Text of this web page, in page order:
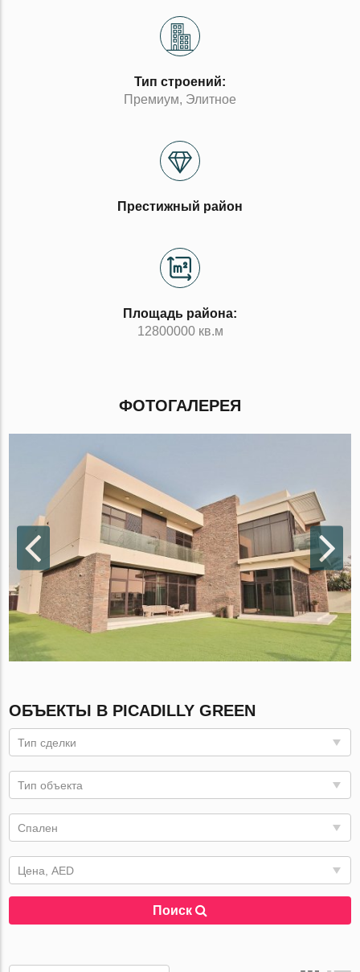
Тип строений:
Премиум, Элитное
Престижный район
Площадь района:
12800000 кв.м
ФОТОГАЛЕРЕЯ
ОБЪЕКТЫ В PICADILLY GREEN
Тип сделки
Тип объекта
Спален
Цена, AED
Поиск